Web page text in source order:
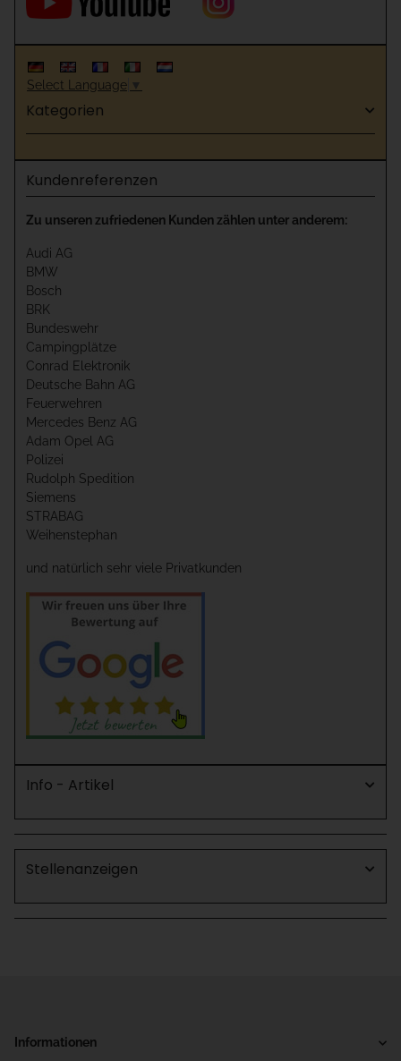
Select Language ▼
Kategorien
Kundenreferenzen
Zu unseren zufriedenen Kunden zählen unter anderem:
Audi AG
BMW
Bosch
BRK
Bundeswehr
Campingplätze
Conrad Elektronik
Deutsche Bahn AG
Feuerwehren
Mercedes Benz AG
Adam Opel AG
Polizei
Rudolph Spedition
Siemens
STRABAG
Weihenstephan
und natürlich sehr viele Privatkunden
Info - Artikel
Stellenanzeigen
Informationen